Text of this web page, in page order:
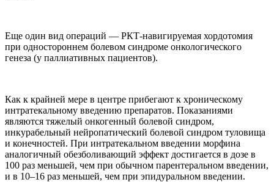
Еще один вид операций — РКТ-навигируемая хордотомия
при одностороннем болевом синдроме онкологического
генеза (у паллиативных пациентов).
Как к крайней мере в центре прибегают к хроническому
интратекальному введению препаратов. Показаниями
являются тяжелый онкогенный болевой синдром,
инкурабельный нейропатический болевой синдром туловища
и конечностей. При интратекальном введении морфина
аналогичный обезболивающий эффект достигается в дозе в
100 раз меньшей, чем при обычном парентеральном введении,
и в 10–16 раз меньшей, чем при эпидуральном введении.